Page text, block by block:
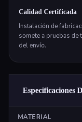
Calidad Certificada
Instalación de
somete a pruebas de
del envío.
Especificaciones
MATERIAL